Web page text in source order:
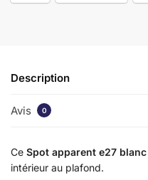
Description
Avis 0
Ce Spot apparent e27 blanc
intérieur au plafond.